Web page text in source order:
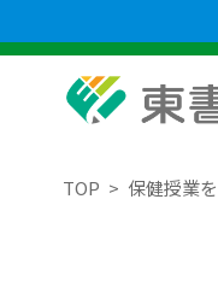
TOP 保健授業